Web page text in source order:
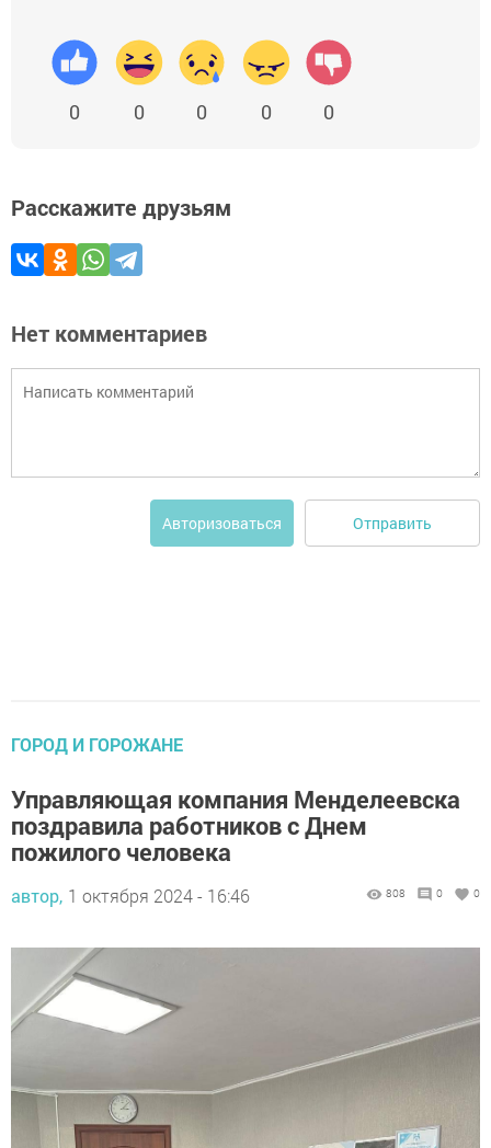
0 0 0 0 0
Расскажите друзьям
Нет комментариев
Авторизоваться Отправить
ГОРОД И ГОРОЖАНЕ
Управляющая компания Менделеевска
поздравила работников с Днем
пожилого человека
автор, 1 октября 2024 - 16:46 808 0 0